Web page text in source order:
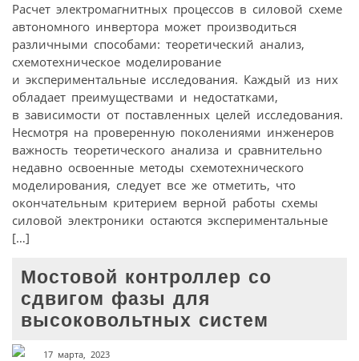
Расчет электромагнитных процессов в силовой схеме
автономного инвертора может производиться
различными способами: теоретический анализ,
схемотехническое моделирование
и экспериментальные исследования. Каждый из них
обладает преимуществами и недостатками,
в зависимости от поставленных целей исследования.
Несмотря на проверенную поколениями инженеров
важность теоретического анализа и сравнительно
недавно освоенные методы схемотехнического
моделирования, следует все же отметить, что
окончательным критерием верной работы схемы
силовой электроники остаются экспериментальные
[…]
Мостовой контроллер со
сдвигом фазы для
высоковольтных систем
17 марта, 2023